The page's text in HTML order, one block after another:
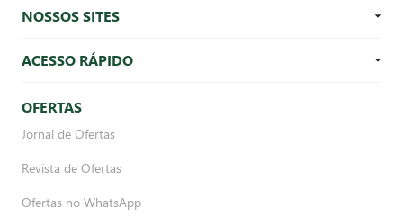
NOSSOS SITES
ACESSO RÁPIDO
OFERTAS
Jornal de Ofertas
Revista de Ofertas
Ofertas no WhatsApp